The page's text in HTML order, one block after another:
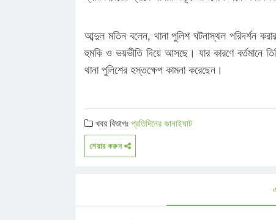
আব্দুল মতিন বলেন, থানা পুলিশ ঘটনাস্থল পরিদর্শন
হুমকি ও ভয়ভীতি দিয়ে আসছে। যার কারণে বর্তমানে
থানা পুলিশের হস্তক্ষেপ কামনা করেছেন।
খবর বিভাগঃপ্রতিদিনের কানাইঘাট
শেয়ার করুন